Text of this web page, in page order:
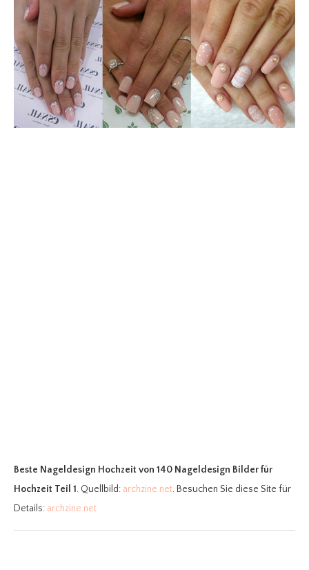
Beste Nageldesign Hochzeit von 140 Nageldesign Bilder für
Hochzeit Teil 1. Quellbild: archzine.net. Besuchen Sie diese Site für
Details: archzine.net